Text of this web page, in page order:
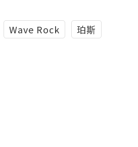
Wave Rock
珀斯